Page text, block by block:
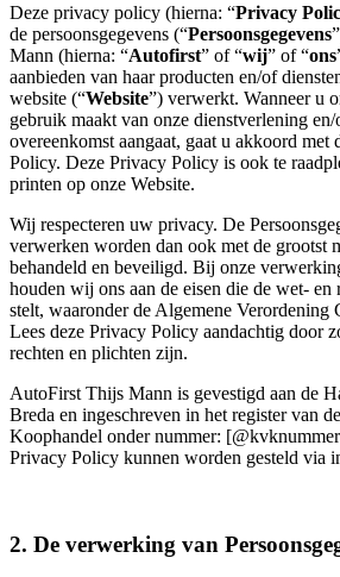
Deze privacy policy (hierna: “Privacy
de persoonsgegevens (“Persoonsgegevens
Mann (hierna: “Autofirst” of “wij” of “ons
aanbieden van haar producten en/of
website (“Website”) verwerkt. Wanneer u
gebruik maakt van onze dienstverlening en/
overeenkomst aangaat, gaat u akkoord met
Policy. Deze Privacy Policy is ook te
printen op onze Website.
Wij respecteren uw privacy. De
verwerken worden dan ook met de grootst
behandeld en beveiligd. Bij onze
houden wij ons aan de eisen die de wet- en
stelt, waaronder de Algemene Verordening
Lees deze Privacy Policy aandachtig door
rechten en plichten zijn.
AutoFirst Thijs Mann is gevestigd aan de
Breda en ingeschreven in het register van
Koophandel onder nummer:
Privacy Policy kunnen worden gesteld via
2. De verwerking van